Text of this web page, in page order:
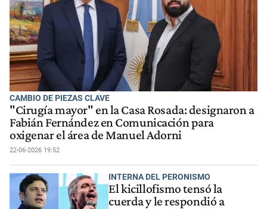
CAMBIO DE PIEZAS CLAVE
"Cirugía mayor" en la Casa Rosada: designaron a
Fabián Fernández en Comunicación para
oxigenar el área de Manuel Adorni
22-06-2026 19:52
INTERNA DEL PERONISMO
El kicillofismo tensó la
cuerda y le respondió a